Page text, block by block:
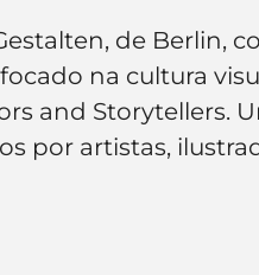
Slogan
Embalagens
de Berlin,
na cultura
and Storytellers.
por artistas,